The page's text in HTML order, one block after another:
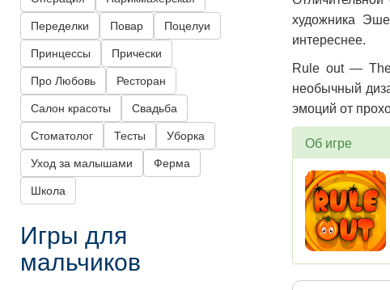
художника
интереснее.
Rule out — The
необычный
эмоций от
Об игре
Переделки Повар Поцелуи
Принцессы Прически
Про Любовь Ресторан
Салон красоты Свадьба
Стоматолог Тесты Уборка
Уход за малышами Ферма
Школа
Игры для
мальчиков